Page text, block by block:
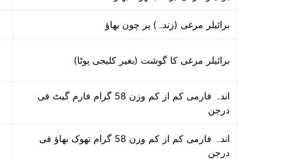
برائیلر مرغی (زندہ) پر چون بھاؤ
برائیلر مرغی کا گوشت (بغیر کلیجی پوٹا)
اندہ فارمی کم از کم وزن 58 گرام فارم گیٹ فی
درجن
اندہ فارمی کم از کم وزن 58 گرام تھوک بھاؤ فی
درجن